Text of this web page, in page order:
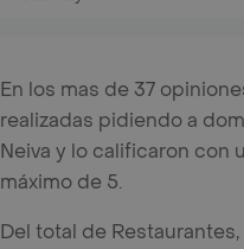
En los mas de 37
realizadas pidiendo a
Neiva y lo calificaron con
máximo de 5.
Del total de